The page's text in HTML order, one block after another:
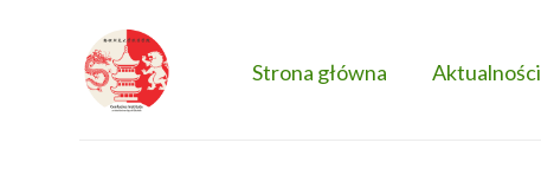
Strona główna Aktualności